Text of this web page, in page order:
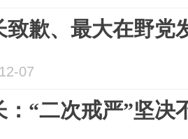
致歉、最大在野党
07
：“二次戒严”坚决